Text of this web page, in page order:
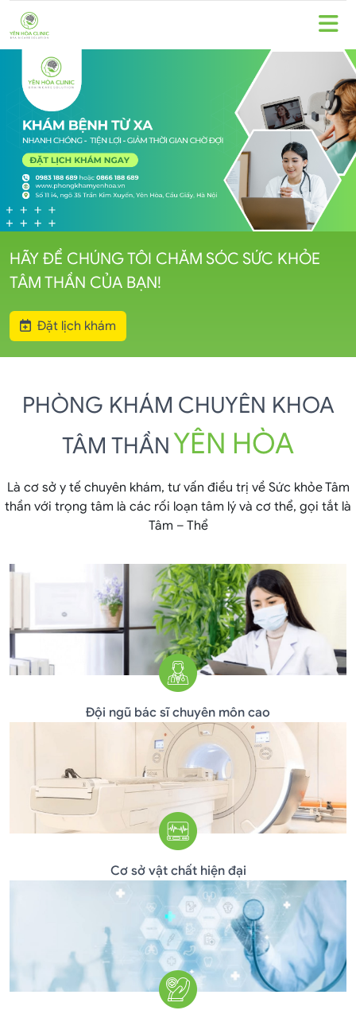
HÃY ĐỂ CHÚNG TÔI CHĂM SÓC SỨC KHỎE
TÂM THẦN CỦA BẠN!
Đặt lịch khám
PHÒNG KHÁM CHUYÊN KHOA
TÂM THẦNYÊN HÒA
Là cơ sở y tế chuyên khám, tư vấn điều trị về Sức khỏe Tâm
thần với trọng tâm là các rối loạn tâm lý và cơ thể, gọi tắt là
Tâm – Thể
Đội ngũ bác sĩ chuyên môn cao
Cơ sở vật chất hiện đại